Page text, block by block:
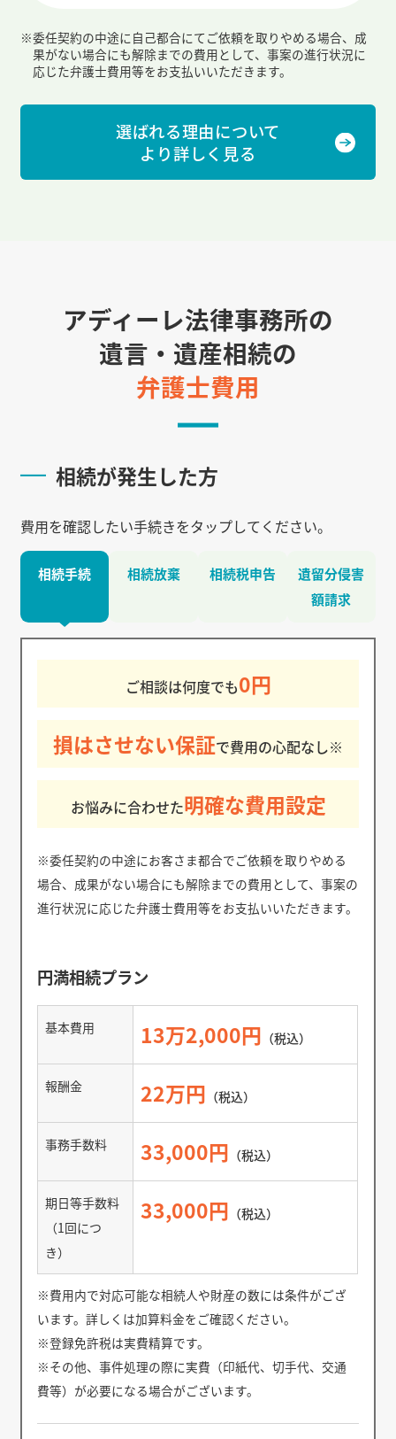
※委任契約の中途に自己都合にてご依頼を取りやめる場合、成
果がない場合にも解除までの費用として、事案の進行状況に
応じた弁護士費用等をお支払いいただきます。
選ばれる理由について
より詳しく見る
アディーレ法律事務所の
遺言・遺産相続の
弁護士費用
相続が発生した方
費用を確認したい手続きをタップしてください。
相続手続 相続放棄 相続税申告
遺留分侵害
額請求
ご相談は何度でも0円
損はさせない保証で費用の心配なし※
お悩みに合わせた明確な費用設定
※委任契約の中途にお客さま都合でご依頼を取りやめる
場合、成果がない場合にも解除までの費用として、事案の
進行状況に応じた弁護士費用等をお支払いいただきます。
円満相続プラン
基本費用 13万2,000円 （税込）
報酬金 22万円 （税込）
事務手数料 33,000円 （税込）
期日等手数料
（1回につ
き）
33,000円 （税込）
※費用内で対応可能な相続人や財産の数には条件がござ
います。詳しくは加算料金をご確認ください。
※登録免許税は実費精算です。
※その他、事件処理の際に実費（印紙代、切手代、交通
費等）が必要になる場合がございます。